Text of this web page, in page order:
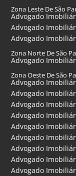
Zona Leste De São
Advogado
Advogado
Advogado
Zona Norte De São
Advogado
Zona Oeste De São
Advogado
Advogado
Advogado
Advogado
Advogado
Advogado
Advogado
Advogado
Advogado